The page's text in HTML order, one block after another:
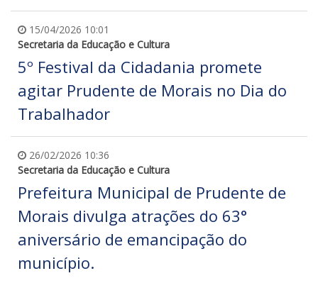
15/04/2026 10:01
Secretaria da Educação e Cultura
5º Festival da Cidadania promete
agitar Prudente de Morais no Dia do
Trabalhador
26/02/2026 10:36
Secretaria da Educação e Cultura
Prefeitura Municipal de Prudente de
Morais divulga atrações do 63°
aniversário de emancipação do
município.